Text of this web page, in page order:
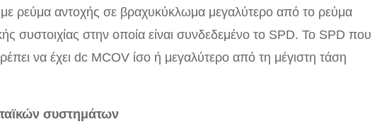
με ρεύμα αντοχής σε βραχυκύκλωμα μεγαλύτερο από το ρεύμα
συστοιχίας στην οποία είναι συνδεδεμένο το SPD. Το SPD που
να έχει dc MCOV ίσο ή μεγαλύτερο από τη μέγιστη τάση
συστημάτων